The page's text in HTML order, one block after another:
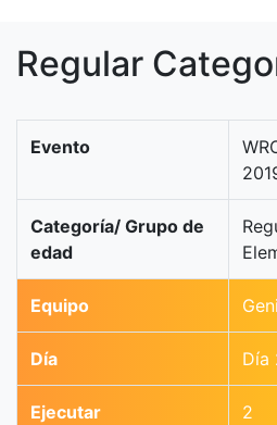
Regular
Evento
Categoría/ Grupo de
edad
Equipo
Día Día
Ejecutar 2